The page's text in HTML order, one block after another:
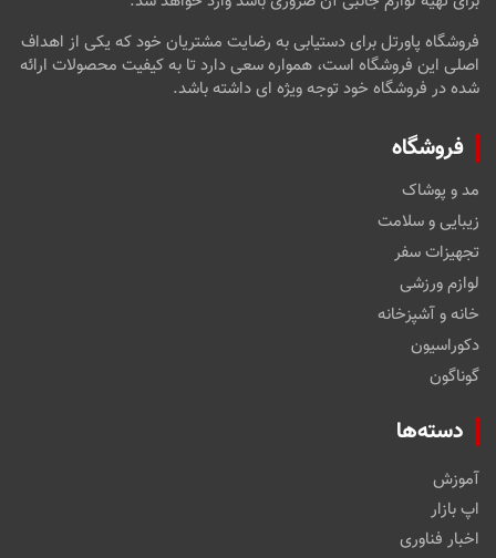
فروشگاه پاورتل برای دستیابی به رضایت مشتریان خود که یکی از اهداف
اصلی این فروشگاه است، همواره سعی دارد تا به کیفیت محصولات ارائه
شده در فروشگاه خود توجه ویژه ای داشته باشد.
فروشگاه
مد و پوشاک
زیبایی و سلامت
تجهیزات سفر
لوازم ورزشی
خانه و آشپزخانه
دکوراسیون
گوناگون
دسته‌ها
آموزش
اپ بازار
اخبار فناوری